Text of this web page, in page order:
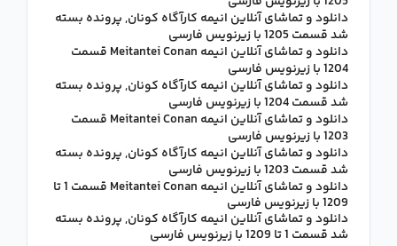
دانلود و تماشای آنلاین انیمه کارآگاه کونان, پرونده بسته
شد قسمت 1205 با زیرنویس فارسی
دانلود و تماشای آنلاین انیمه Meitantei Conan قسمت
1204 با زیرنویس فارسی
دانلود و تماشای آنلاین انیمه کارآگاه کونان, پرونده بسته
شد قسمت 1204 با زیرنویس فارسی
دانلود و تماشای آنلاین انیمه Meitantei Conan قسمت
1203 با زیرنویس فارسی
دانلود و تماشای آنلاین انیمه کارآگاه کونان, پرونده بسته
شد قسمت 1203 با زیرنویس فارسی
دانلود و تماشای آنلاین انیمه Meitantei Conan قسمت 1 تا
1209 با زیرنویس فارسی
دانلود و تماشای آنلاین انیمه کارآگاه کونان, پرونده بسته
شد قسمت 1 تا 1209 با زیرنویس فارسی